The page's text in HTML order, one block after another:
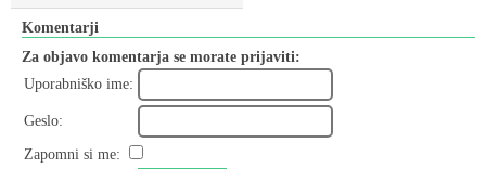
Komentarji
Za objavo komentarja se morate prijaviti:
Uporabniško ime:
Geslo:
Zapomni si me: